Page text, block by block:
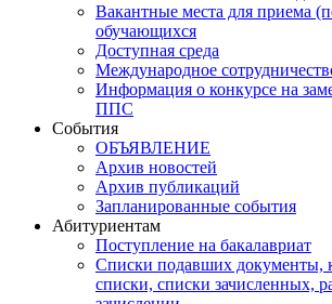
Вакантные места для приема
обучающихся
Доступная среда
Международное
Информация о конкурсе на
ППС
События
ОБЪЯВЛЕНИЕ
Архив новостей
Архив публикаций
Запланированные события
Абитуриентам
Поступление на бакалавриат
Списки подавших документы,
списки, списки зачисленных,